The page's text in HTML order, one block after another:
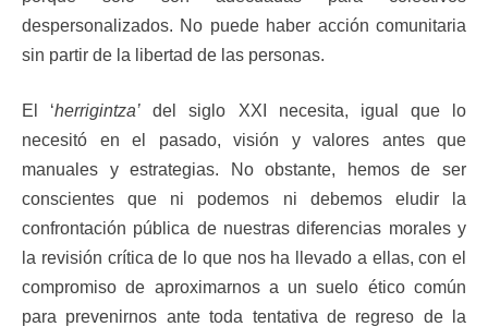
despersonalizados. No puede haber acción comunitaria
sin partir de la libertad de las personas.
El ‘herrigintza’ del siglo XXI necesita, igual que lo
necesitó en el pasado, visión y valores antes que
manuales y estrategias. No obstante, hemos de ser
conscientes que ni podemos ni debemos eludir la
confrontación pública de nuestras diferencias morales y
la revisión crítica de lo que nos ha llevado a ellas, con el
compromiso de aproximarnos a un suelo ético común
para prevenirnos ante toda tentativa de regreso de la